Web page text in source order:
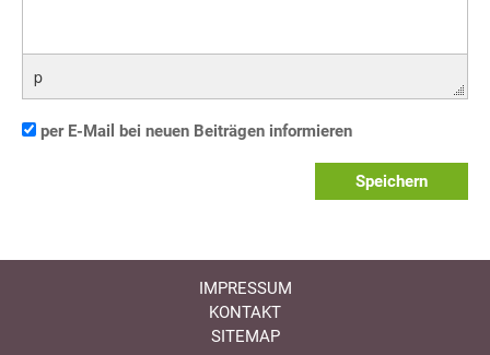
p
per E-Mail bei neuen Beiträgen informieren
Speichern
IMPRESSUM
KONTAKT
SITEMAP